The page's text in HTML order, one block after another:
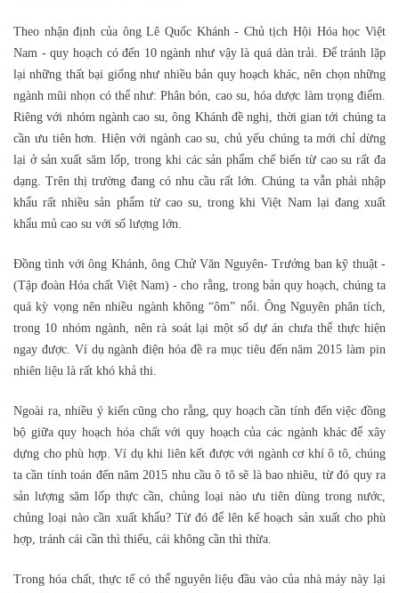
Theo nhận định của ông Lê Quốc Khánh - Chủ tịch Hội Hóa học Việt
Nam - quy hoạch có đến 10 ngành như vậy là quá dàn trải. Để tránh lặp
lại những thất bại giống như nhiều bản quy hoạch khác, nên chọn những
ngành mũi nhọn có thể như: Phân bón, cao su, hóa dược làm trọng điểm.
Riêng với nhóm ngành cao su, ông Khánh đề nghị, thời gian tới chúng ta
cần ưu tiên hơn. Hiện với ngành cao su, chủ yếu chúng ta mới chỉ dừng
lại ở sản xuất săm lốp, trong khi các sản phẩm chế biến từ cao su rất đa
dạng. Trên thị trường đang có nhu cầu rất lớn. Chúng ta vẫn phải nhập
khẩu rất nhiều sản phẩm từ cao su, trong khi Việt Nam lại đang xuất
khẩu mủ cao su với số lượng lớn.
Đồng tình với ông Khánh, ông Chử Văn Nguyên- Trưởng ban kỹ thuật -
(Tập đoàn Hóa chất Việt Nam) - cho rằng, trong bản quy hoạch, chúng ta
quá kỳ vọng nên nhiều ngành không “ôm” nổi. Ông Nguyên phân tích,
trong 10 nhóm ngành, nên rà soát lại một số dự án chưa thể thực hiện
ngay được. Ví dụ ngành điện hóa đề ra mục tiêu đến năm 2015 làm pin
nhiên liệu là rất khó khả thi.
Ngoài ra, nhiều ý kiến cũng cho rằng, quy hoạch cần tính đến việc đồng
bộ giữa quy hoạch hóa chất với quy hoạch của các ngành khác để xây
dựng cho phù hợp. Ví dụ khi liên kết được với ngành cơ khí ô tô, chúng
ta cần tính toán đến năm 2015 nhu cầu ô tô sẽ là bao nhiêu, từ đó quy ra
sản lượng săm lốp thực cần, chủng loại nào ưu tiên dùng trong nước,
chủng loại nào cần xuất khẩu? Từ đó để lên kế hoạch sản xuất cho phù
hợp, tránh cái cần thì thiếu, cái không cần thì thừa.
Trong hóa chất, thực tế có thể nguyên liệu đầu vào của nhà máy này lại